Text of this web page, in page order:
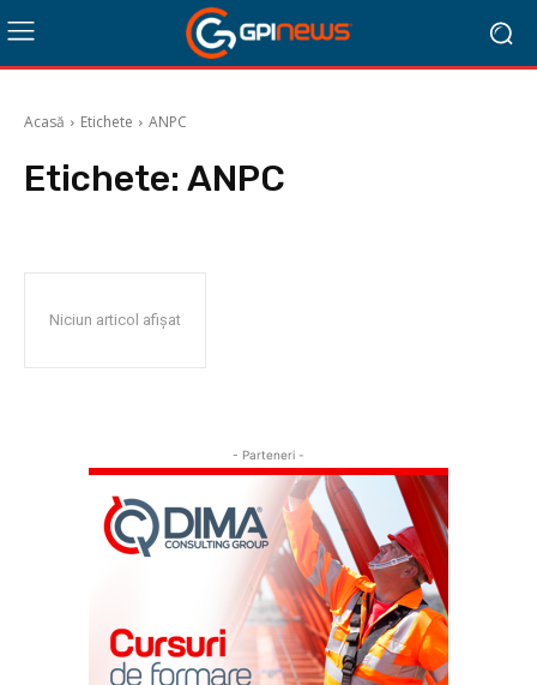
Acasă Etichete ANPC
Etichete: ANPC
Niciun articol afișat
- Parteneri -